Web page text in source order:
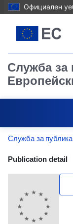
Официален
Служба за
Служба за
Publication
Publication detail